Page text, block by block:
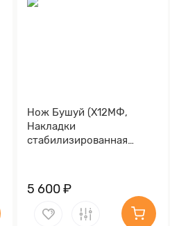
Нож Бушуй (Х12МФ,
Накладки
стабилизированная
5 600 ₽